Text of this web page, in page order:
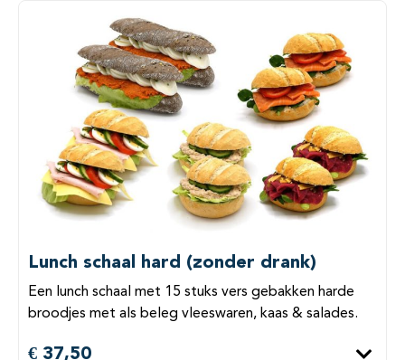
Lunch schaal hard (zonder drank)
Een lunch schaal met 15 stuks vers gebakken harde
broodjes met als beleg vleeswaren, kaas & salades.
€ 37,50